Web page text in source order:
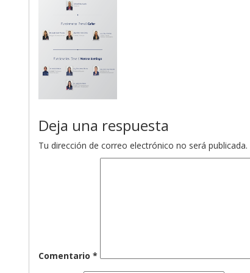
Deja una respuesta
Tu dirección de correo electrónico no será publicada.
Comentario*